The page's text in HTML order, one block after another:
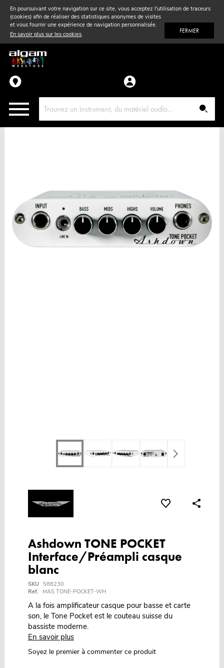
En poursuivant votre navigation sur ce site, vous acceptez l'utilisation de traceurs
(cookies) afin de réaliser des statistiques anonymes de visites
et vous fournir une expérience de navigation personnalisée.
En savoir plus sur les cookies. FERMER
Vent& Violon
Accessoires
Pièces détachées
Ashdown TONE POCKET
Interface/Préampli casque
blanc
SKU
588230
Ref.
MAS TONE-POCKET-WH
A la fois amplificateur casque pour basse et carte
son, le Tone Pocket est le couteau suisse du
bassiste moderne.
En savoir plus
Soyez le premier à commenter ce produit